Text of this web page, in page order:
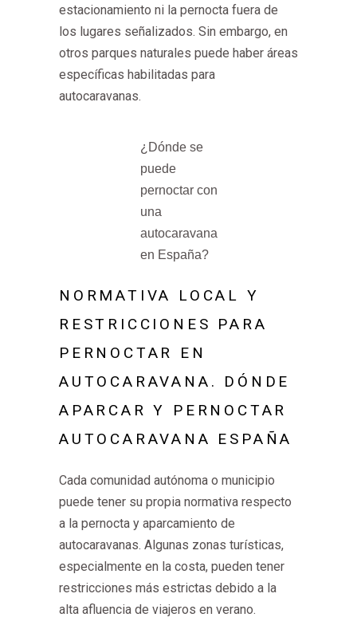
estacionamiento ni la pernocta fuera de
los lugares señalizados. Sin embargo, en
otros parques naturales puede haber áreas
específicas habilitadas para
autocaravanas.
¿Dónde se
puede
pernoctar con
una
autocaravana
en España?
NORMATIVA LOCAL Y
RESTRICCIONES PARA
PERNOCTAR EN
AUTOCARAVANA. DÓNDE
APARCAR Y PERNOCTAR
AUTOCARAVANA ESPAÑA
Cada comunidad autónoma o municipio
puede tener su propia normativa respecto
a la pernocta y aparcamiento de
autocaravanas. Algunas zonas turísticas,
especialmente en la costa, pueden tener
restricciones más estrictas debido a la
alta afluencia de viajeros en verano.